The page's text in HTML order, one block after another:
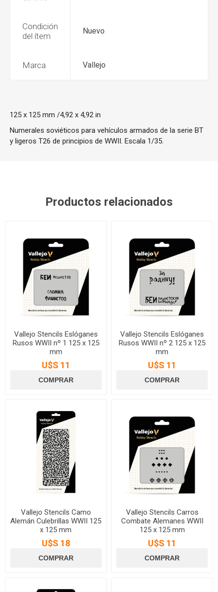
Condición
del ítem
Nuevo
Marca Vallejo
125 x 125 mm /4,92 x 4,92 in
Numerales soviéticos para vehículos armados de la serie BT
y ligeros T26 de principios de WWII. Escala 1/35.
Productos relacionados
Vallejo Stencils Eslóganes
Rusos WWII nº 1 125 x 125
mm
U$S 11
Vallejo Stencils Eslóganes
Rusos WWII nº 2 125 x 125
mm
U$S 11
Vallejo Stencils Camo
Alemán Culebrillas WWII 125
x 125 mm
U$S 18
Vallejo Stencils Carros
Combate Alemanes WWII
125 x 125 mm
U$S 11